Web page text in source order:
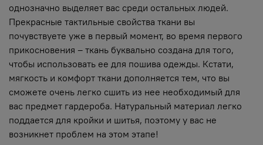
однозначно выделяет вас среди остальных людей.
Прекрасные тактильные свойства ткани вы
почувствуете уже в первый момент, во время первого
прикосновения – ткань буквально создана для того,
чтобы использовать ее для пошива одежды. Кстати,
мягкость и комфорт ткани дополняется тем, что вы
сможете очень легко сшить из нее необходимый для
вас предмет гардероба. Натуральный материал легко
поддается для кройки и шитья, поэтому у вас не
возникнет проблем на этом этапе!